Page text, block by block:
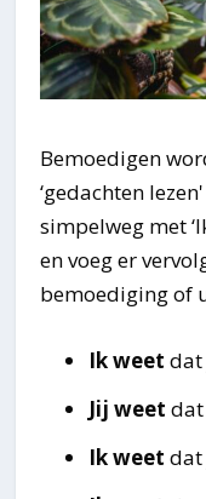
Bemoedigen
‘gedachten
simpelweg met
en voeg er
bemoediging of
Ik weet dat
Jij weet
Ik weet dat